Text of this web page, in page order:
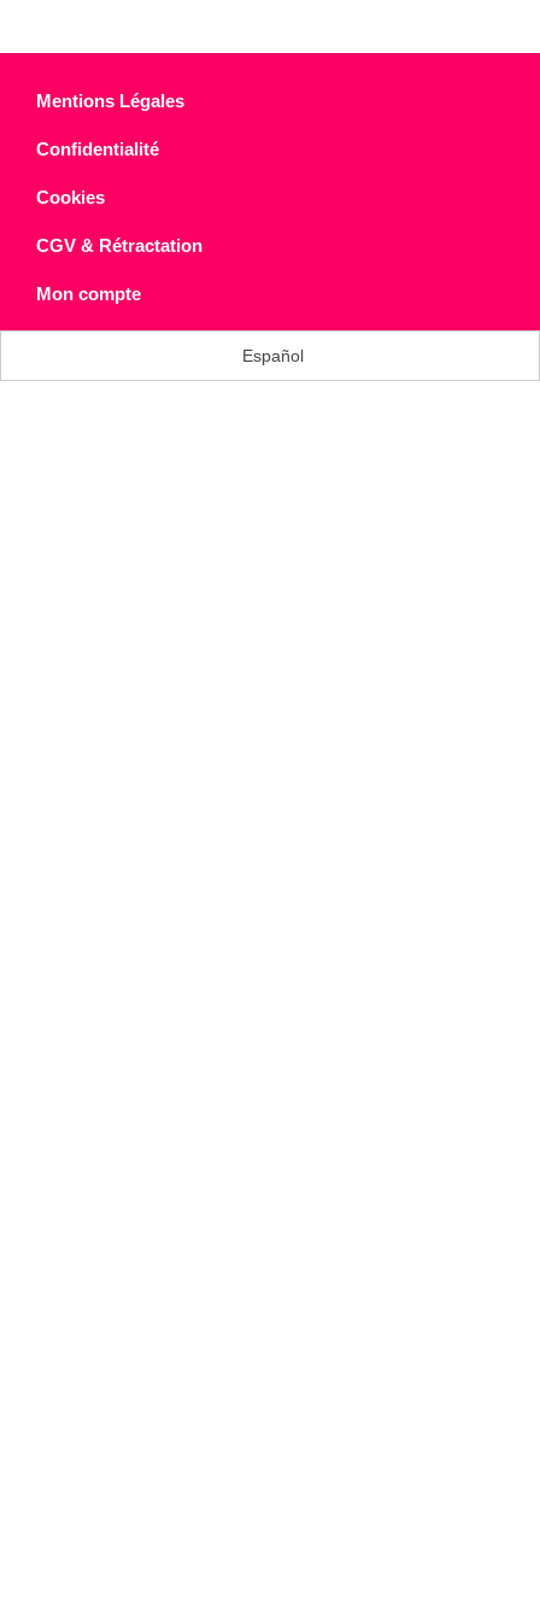
Mentions Légales
Confidentialité
Cookies
CGV & Rétractation
Mon compte
Español